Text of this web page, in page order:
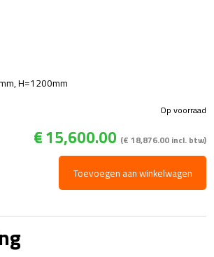
H=1200mm
€15,600.00 (€ 18,876.00incl. btw)
Op voorraad
KB
Sewer
Jetter
Toevoegen aan winkelwagen